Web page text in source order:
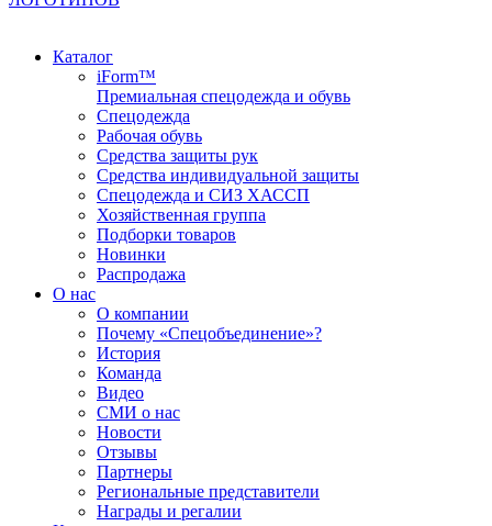
Каталог
iForm™
Премиальная спецодежда и обувь
Спецодежда
Рабочая обувь
Средства защиты рук
Средства индивидуальной защиты
Спецодежда и СИЗ ХАССП
Хозяйственная группа
Подборки товаров
Новинки
Распродажа
О нас
О компании
Почему «Спецобъединение»?
История
Команда
Видео
СМИ о нас
Новости
Отзывы
Партнеры
Региональные представители
Награды и регалии